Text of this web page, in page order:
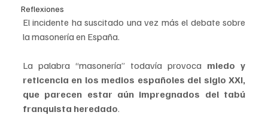
Reflexiones
El incidente ha suscitado una vez más el debate sobre
la masonería en España.
La palabra “masonería” todavía provoca miedo y
reticencia en los medios españoles del siglo XXI,
que parecen estar aún impregnados del tabú
franquista heredado.